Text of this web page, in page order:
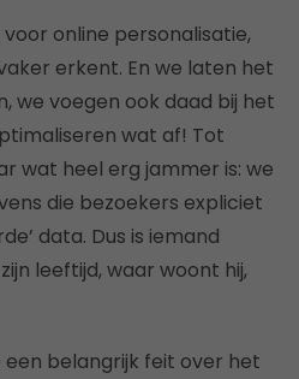
online personalisatie,
erkent. En we laten het
we voegen ook daad bij het
wat af! Tot
wat heel erg jammer is: we
die bezoekers expliciet
data. Dus is iemand
zijn leeftijd, waar woont hij,
belangrijk feit over het